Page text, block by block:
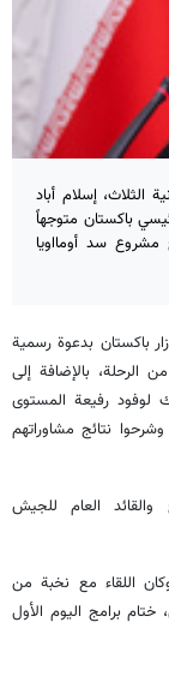
الثلاث، إسلام أباد
باكستان متوجهاً
مشروع سد أومااويا
باكستان بدعوة رسمية
الرحلة، بالإضافة إلى
لوفود رفيعة المستوى
على 8 وثائق تعاون، وشرحوا نتائج مشاوراتهم
العام للجيش
اللقاء مع نخبة من
ختام برامج اليوم الأول